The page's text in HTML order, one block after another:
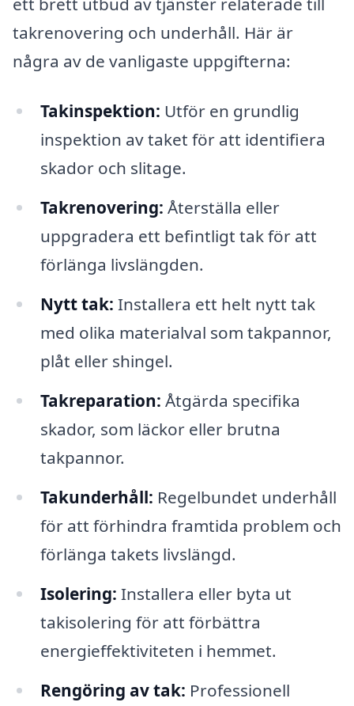
takrenovering och underhåll. Här är
några av de vanligaste uppgifterna:
Takinspektion: Utför en grundlig
inspektion av taket för att identifiera
skador och slitage.
Takrenovering: Återställa eller
uppgradera ett befintligt tak för att
förlänga livslängden.
Nytt tak: Installera ett helt nytt tak
med olika materialval som takpannor,
plåt eller shingel.
Takreparation: Åtgärda specifika
skador, som läckor eller brutna
takpannor.
Takunderhåll: Regelbundet underhåll
för att förhindra framtida problem och
förlänga takets livslängd.
Isolering: Installera eller byta ut
takisolering för att förbättra
energieffektiviteten i hemmet.
Rengöring av tak: Professionell